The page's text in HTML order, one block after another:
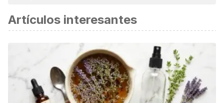
científica.
Valenzuela B., Alfonso,El chocolate, un placer
Revista Chilena de Nutrición [Internet]. 2007; 34
van den Bogaard B, Draijer R, Westerhof BE, van den
Meiracker AH, van Montfrans GA, van den Born BJ. Effects
Artículos interesantes